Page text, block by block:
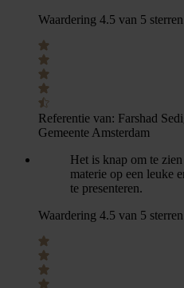
Waardering 4.5 van 5
Referentie van: Farshad
Gemeente Amsterdam
Het is knap om te
materie op een leuke
te presenteren.
Waardering 4.5 van 5